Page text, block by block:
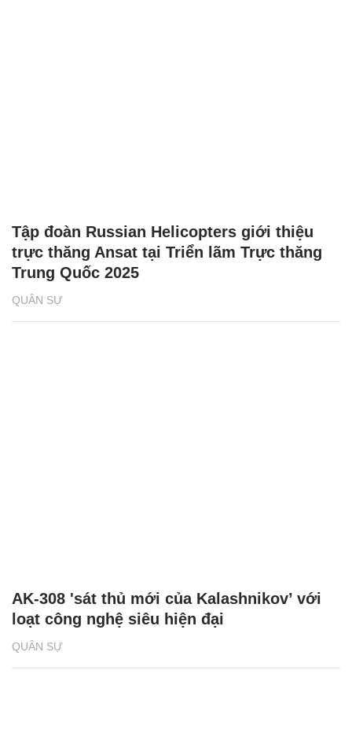
QUÂN SỰ
Tập đoàn Russian Helicopters giới thiệu
trực thăng Ansat tại Triển lãm Trực thăng
Trung Quốc 2025
QUÂN SỰ
AK-308 'sát thủ mới của Kalashnikov’ với
loạt công nghệ siêu hiện đại